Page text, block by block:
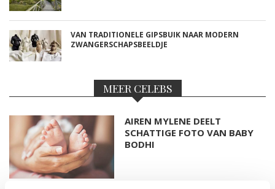
VAN TRADITIONELE GIPSBUIK NAAR MODERN
ZWANGERSCHAPSBEELDJE
MEER CELEBS
AIREN MYLENE DEELT
SCHATTIGE FOTO VAN BABY
BODHI